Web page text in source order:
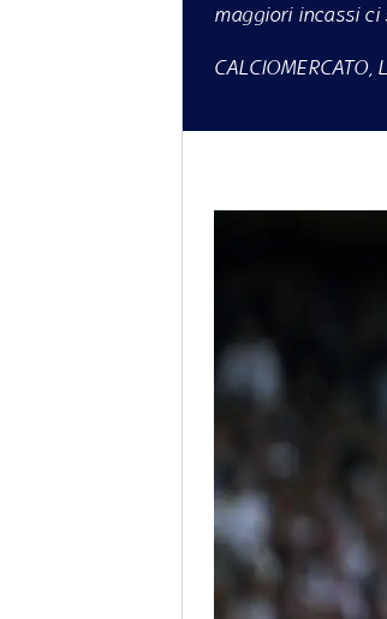
maggiori incassi
CALCIOMERCATO,